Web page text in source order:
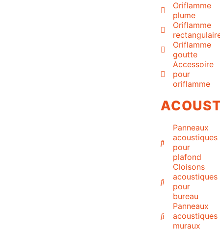
Oriflamme
plume
Oriflamme
Oriflamme
goutte
Accessoire
pour
oriflamme
Panneaux
acoustiques
pour
plafond
Cloisons
acoustiques
pour
bureau
Panneaux
acoustiques
muraux